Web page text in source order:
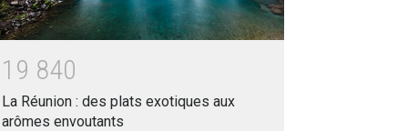
1 9 840
La Réunion : des plats exotiques aux
arômes envoutants